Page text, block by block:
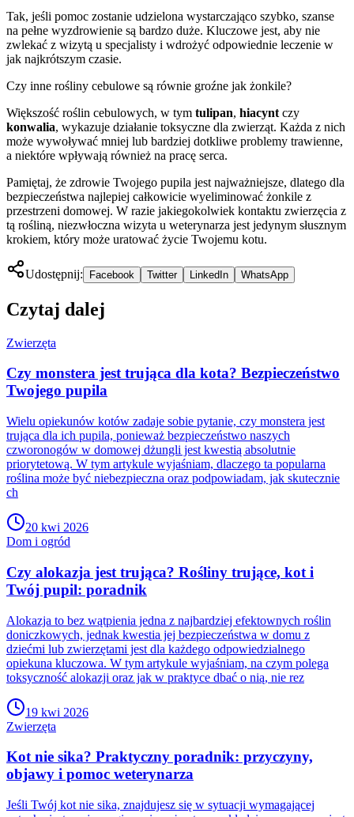
Tak, jeśli pomoc zostanie udzielona wystarczająco szybko, szanse
na pełne wyzdrowienie są bardzo duże. Kluczowe jest, aby nie
zwlekać z wizytą u specjalisty i wdrożyć odpowiednie leczenie w
jak najkrótszym czasie.
Czy inne rośliny cebulowe są równie groźne jak żonkile?
Większość roślin cebulowych, w tym tulipan, hiacynt czy
konwalia, wykazuje działanie toksyczne dla zwierząt. Każda z nich
może wywoływać mniej lub bardziej dotkliwe problemy trawienne,
a niektóre wpływają również na pracę serca.
Pamiętaj, że zdrowie Twojego pupila jest najważniejsze, dlatego dla
bezpieczeństwa najlepiej całkowicie wyeliminować żonkile z
przestrzeni domowej. W razie jakiegokolwiek kontaktu zwierzęcia z
tą rośliną, niezwłoczna wizyta u weterynarza jest jedynym słusznym
krokiem, który może uratować życie Twojemu kotu.
Udostępnij: Facebook Twitter LinkedIn WhatsApp
Czytaj dalej
Zwierzęta
Czy monstera jest trująca dla kota? Bezpieczeństwo
Twojego pupila
Wielu opiekunów kotów zadaje sobie pytanie, czy monstera jest
trująca dla ich pupila, ponieważ bezpieczeństwo naszych
czworonogów w domowej dżungli jest kwestią absolutnie
priorytetową. W tym artykule wyjaśniam, dlaczego ta popularna
roślina może być niebezpieczna oraz podpowiadam, jak skutecznie
ch
20 kwi 2026
Dom i ogród
Czy alokazja jest trująca? Rośliny trujące, kot i
Twój pupil: poradnik
Alokazja to bez wątpienia jedna z najbardziej efektownych roślin
doniczkowych, jednak kwestia jej bezpieczeństwa w domu z
dziećmi lub zwierzętami jest dla każdego odpowiedzialnego
opiekuna kluczowa. W tym artykule wyjaśniam, na czym polega
toksyczność alokazji oraz jak w praktyce dbać o nią, nie rez
19 kwi 2026
Zwierzęta
Kot nie sika? Praktyczny poradnik: przyczyny,
objawy i pomoc weterynarza
Jeśli Twój kot nie sika, znajdujesz się w sytuacji wymagającej